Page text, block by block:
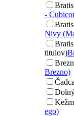
-
Nivy
titulov)
Brezno)
ego)